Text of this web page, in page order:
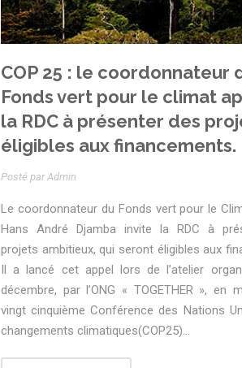
COP 25 : le coordonnateur
Fonds vert pour le climat
la RDC à présenter des
éligibles aux financements.
Posté par Admin
Le coordonnateur du Fonds vert pour le
Hans André Djamba invite la RDC à
projets ambitieux, qui seront éligibles aux
Il a lancé cet appel lors de l’atelier
décembre, par l’ONG « TOGETHER », en
vingt cinquième Conférence des Nations
changements climatiques(COP25)...